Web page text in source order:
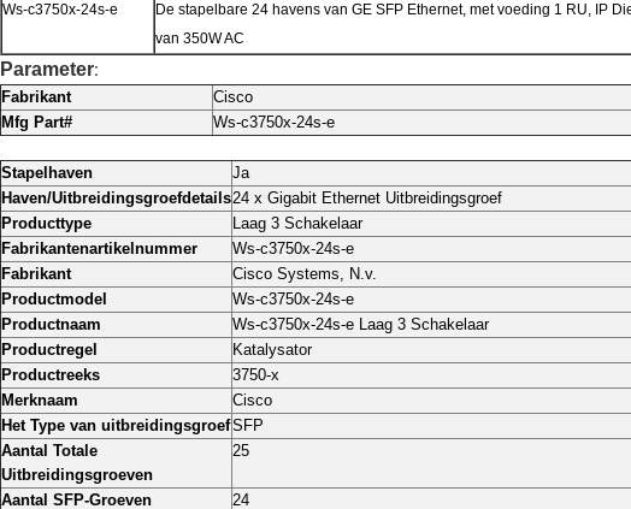
Ws-c3750x-24s-e
De stapelbare 24 havens van GE SFP Ethernet, met voeding 1 RU, IP
van 350W AC
Parameter:
Fabrikant
Cisco
Mfg Part#
Ws-c3750x-24s-e
Stapelhaven
Ja
Haven/Uitbreidingsgroefdetails24 x Gigabit Ethernet Uitbreidingsgroef
Producttype
Laag 3 Schakelaar
Fabrikantenartikelnummer
Ws-c3750x-24s-e
Fabrikant
Cisco Systems, N.v.
Productmodel
Ws-c3750x-24s-e
Productnaam
Ws-c3750x-24s-e Laag 3 Schakelaar
Productregel
Katalysator
Productreeks
3750-x
Merknaam
Cisco
Het Type van uitbreidingsgroefSFP
Aantal Totale
Uitbreidingsgroeven
25
Aantal SFP-Groeven 24